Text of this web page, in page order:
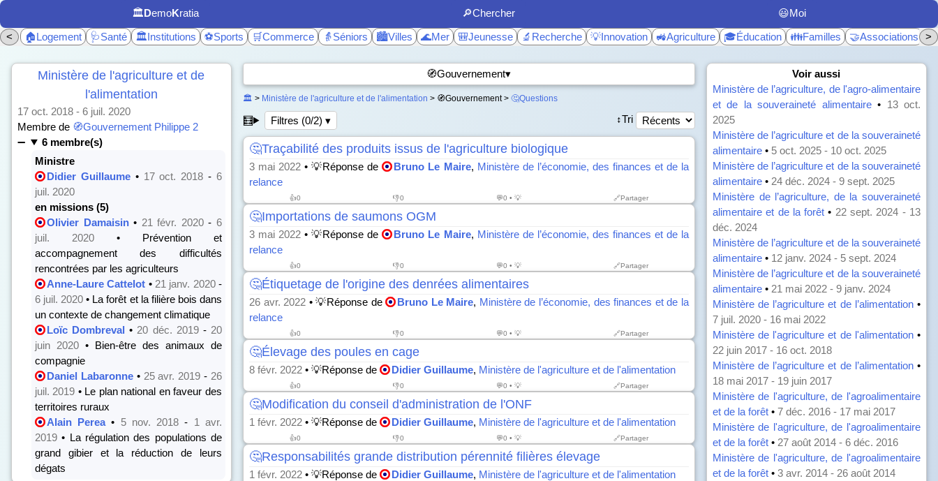
🏛️DemoKratia 🔎Chercher
😃Moi
<
🏠Logement 🩺Santé 🏛️Institutions ⚽Sports 🛒Commerce 👵Séniors 🏙️Villes 🌊Mer 🎒Jeunesse 🔬Recherche 💡Innovation 🚜Agriculture 🎓Éducation 👪Familles 🤝Associations >
Ministère de l'agriculture et de
l'alimentation
17 oct. 2018 - 6 juil. 2020
Membre de 🧭Gouvernement Philippe 2
6 membre(s)
Ministre
Didier Guillaume• 17 oct. 2018 -6
juil. 2020
en missions (5)
Olivier Damaisin• 21 févr. 2020- 6
juil. 2020 • Prévention et
accompagnement des difficultés
rencontrées par les agriculteurs
Anne-Laure Cattelot • 21 janv. 2020-
6 juil. 2020 • La forêt et la filière bois dans
un contexte de changement climatique
Loïc Dombreval • 20 déc. 2019- 20
juin 2020 • Bien-être des animaux de
compagnie
Daniel Labaronne• 25 avr. 2019 - 26
juil. 2019 • Le plan national en faveur des
territoires ruraux
Alain Perea• 5 nov. 2018 - 1 avr.
2019 • La régulation des populations de
grand gibier et la réduction de leurs
dégats
🧭Gouvernement▾
🏛️ > Ministère de l'agriculture et de l'alimentation > 🧭Gouvernement > 🤔Questions
🧮 Filtres (0/2) ▾ ↕️Tri
🤔Traçabilité des produits issus de l'agriculture biologique
3 mai 2022 • 💡Réponse de Bruno Le Maire, Ministère de l’économie, des finances et de la
relance
👍0 👎0 💬0 • 💡 🔗Partager
🤔Importations de saumons OGM
3 mai 2022 • 💡Réponse de Bruno Le Maire, Ministère de l’économie, des finances et de la
relance
👍0 👎0 💬0 • 💡 🔗Partager
🤔Étiquetage de l'origine des denrées alimentaires
26 avr. 2022 • 💡Réponse de Bruno Le Maire, Ministère de l’économie, des finances et de la
relance
👍0 👎0 💬0 • 💡 🔗Partager
🤔Élevage des poules en cage
8 févr. 2022• 💡Réponse de Didier Guillaume, Ministère de l'agriculture et de l'alimentation
👍0 👎0 💬0 • 💡 🔗Partager
🤔Modification du conseil d'administration de l'ONF
1 févr. 2022• 💡Réponse de Didier Guillaume, Ministère de l'agriculture et de l'alimentation
👍0 👎0 💬0 • 💡 🔗Partager
🤔Responsabilités grande distribution pérennité filières élevage
1 févr. 2022• 💡Réponse de Didier Guillaume, Ministère de l'agriculture et de l'alimentation
Voir aussi
Ministère de l’agriculture, de l'agro-alimentaire
et de la souveraineté alimentaire• 13 oct.
2025
Ministère de l’agriculture et de la souveraineté
alimentaire• 5 oct. 2025 - 10 oct. 2025
Ministère de l’agriculture et de la souveraineté
alimentaire• 24 déc. 2024 - 9 sept. 2025
Ministère de l’agriculture, de la souveraineté
alimentaire et de la forêt • 22 sept. 2024 - 13
déc. 2024
Ministère de l’agriculture et de la souveraineté
alimentaire• 12 janv. 2024 - 5 sept. 2024
Ministère de l’agriculture et de la souveraineté
alimentaire• 21 mai 2022 - 9 janv. 2024
Ministère de l’agriculture et de l’alimentation•
7 juil. 2020 - 16 mai 2022
Ministère de l'agriculture et de l'alimentation•
22 juin 2017 - 16 oct. 2018
Ministère de l’agriculture et de l’alimentation•
18 mai 2017 - 19 juin 2017
Ministère de l'agriculture, de l'agroalimentaire
et de la forêt• 7 déc. 2016 - 17 mai 2017
Ministère de l'agriculture, de l'agroalimentaire
et de la forêt• 27 août 2014 - 6 déc. 2016
Ministère de l'agriculture, de l'agroalimentaire
et de la forêt• 3 avr. 2014 - 26 août 2014